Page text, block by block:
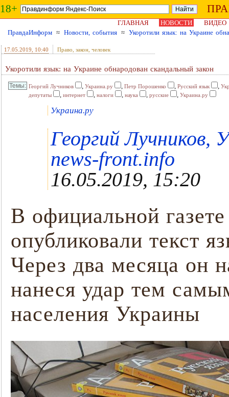
18+
ГЛАВНАЯ НОВОСТИ
ВИДЕО
ПравдаИнформ ≈ Новости, события ≈ Укоротили язык: на Украине
17.05.2019 , 10:40 Право, закон, человек
Укоротили язык: на Украине обнародован скандальный закон
Георгий Лучников , Украина.ру , Петр Порошенко , Русский язык ,
депутаты
, интернет , налоги , наука , русские , Украина.ру
Украина.ру
Георгий Лучников,
news-front.info
16.05.2019, 15:20
В официальной
опубликовали текст
Через два месяца он
нанеся удар тем
населения Украины